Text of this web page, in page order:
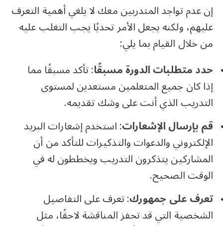
إن عدم تواجد المتدربين معك لا يلغي أهمية التعرف
عليهم، ولكنه يجعل الأمر تحديًا يجب التغلب عليه
من خلال القيام بما يلي:
حدد متطلبات الدورة مسبقًا: تأكد مسبقًا مما
إذا كان جميع المتعلمين مستعدين لمستوى
التدريب الذي أنت على وشك تقديمه.
قم بإرسال الإشعارات: استخدم إشعارات البريد
الإلكتروني والدعوات والتذكيرات للتأكد من أن
المشاركين يتذكرون التدريب ويخططون له في
الوقت الصحيح.
تعرف على جمهورك: تعرف على التفاصيل
الشخصية التي قد تحفز المناقشة لاحقًا، مثل